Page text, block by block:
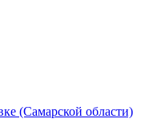
(Самарской области)